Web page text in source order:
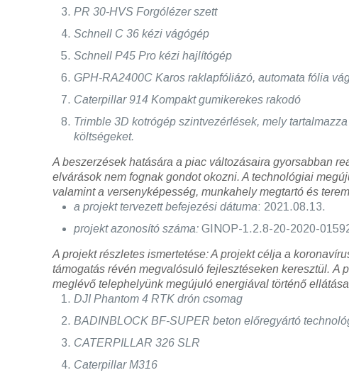
PR 30-HVS Forgólézer szett
Schnell C 36 kézi vágógép
Schnell P45 Pro kézi hajlítógép
GPH-RA2400C Karos raklapfóliázó, automata fólia
Caterpillar 914 Kompakt gumikerekes rakodó
Trimble 3D kotrógép szintvezérlések, mely
költségeket.
A beszerzések hatására a piac változásaira gyorsabban
elvárások nem fognak gondot okozni. A technológiai
valamint a versenyképesség, munkahely megtartó és
a projekt tervezett befejezési dátuma: 2021.08.13.
projekt azonosító száma:GINOP-1.2.8-20-2020-
A projekt részletes ismertetése:A projekt célja a
támogatás révén megvalósuló fejlesztéseken keresztül. A
meglévő telephelyünk megújuló energiával történő
DJI Phantom 4 RTK drón csomag
BADINBLOCK BF-SUPER beton előregyártó
CATERPILLAR 326 SLR
Caterpillar M316